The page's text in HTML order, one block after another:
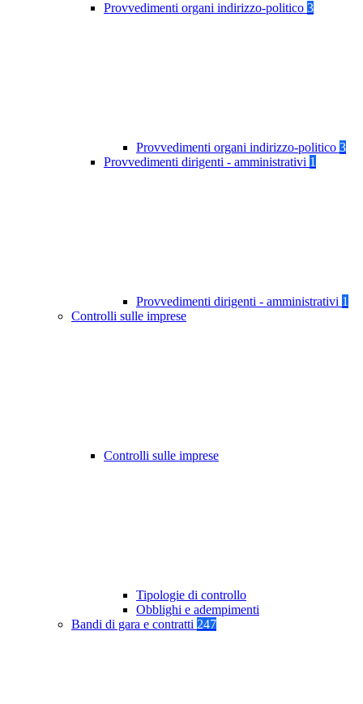
Provvedimenti organi indirizzo-politico 3
Provvedimenti organi indirizzo-politico 3
Provvedimenti dirigenti - amministrativi 1
Provvedimenti dirigenti - amministrativi 1
Controlli sulle imprese
Controlli sulle imprese
Tipologie di controllo
Obblighi e adempimenti
Bandi di gara e contratti 247